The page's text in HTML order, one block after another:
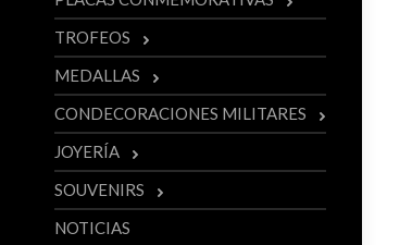
TROFEOS
MEDALLAS
CONDECORACIONES MILITARES
JOYERÍA
SOUVENIRS
NOTICIAS